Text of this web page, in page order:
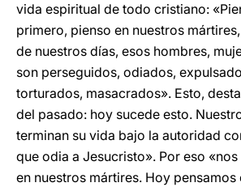
vida espiritual de todo cristiano:
primero, pienso en nuestros
de nuestros días, esos hombres,
son perseguidos, odiados,
torturados, masacrados». Esto,
del pasado: hoy sucede esto.
terminan su vida bajo la autoridad
que odia a Jesucristo». Por eso
en nuestros mártires. Hoy pensamos